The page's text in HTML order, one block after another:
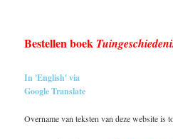
Bestellen boek
In 'English' via
Google Translate
Overname van teksten van deze website is